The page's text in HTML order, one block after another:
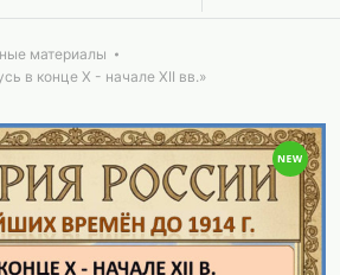
материалы
в конце X - начале XII вв.»